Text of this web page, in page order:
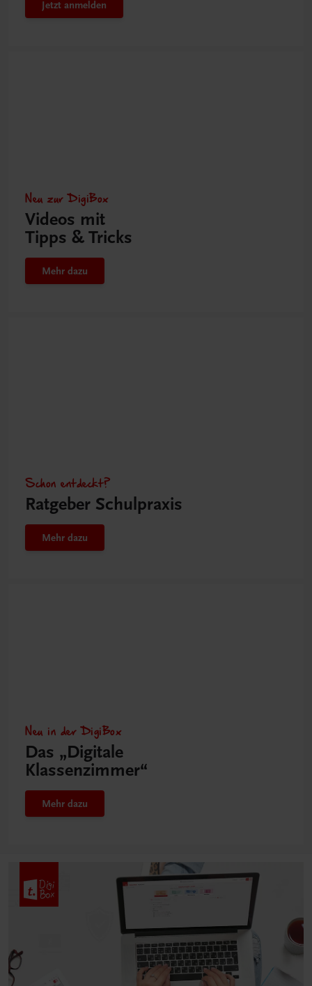
Jetzt anmelden
Neu zur DigiBox
Videos mit
Tipps & Tricks
Mehr dazu
Schon entdeckt?
Ratgeber Schulpraxis
Mehr dazu
Neu in der DigiBox
Das „Digitale
Klassenzimmer“
Mehr dazu